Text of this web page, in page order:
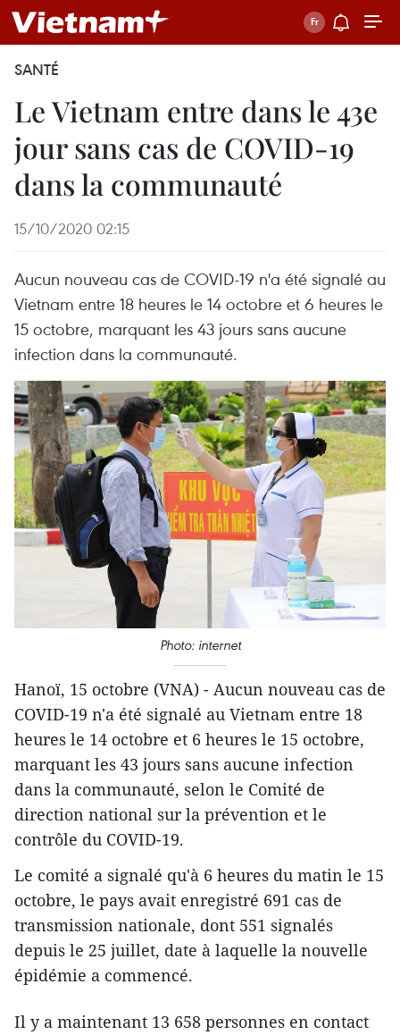
SANTÉ
Le Vietnam entre dans le 43e
jour sans cas de COVID-19
dans la communauté
15/10/2020 02:15
Aucun nouveau cas de COVID-19 n'a été signalé au
Vietnam entre 18 heures le 14 octobre et 6 heures le
15 octobre, marquant les 43 jours sans aucune
infection dans la communauté.
Photo: internet
Hanoï, 15 octobre (VNA) - Aucun nouveau cas de
COVID-19 n'a été signalé au Vietnam entre 18
heures le 14 octobre et 6 heures le 15 octobre,
marquant les 43 jours sans aucune infection
dans la communauté, selon le Comité de
direction national sur la prévention et le
contrôle du COVID-19.
Le comité a signalé qu'à 6 heures du matin le 15
octobre, le pays avait enregistré 691 cas de
transmission nationale, dont 551 signalés
depuis le 25 juillet, date à laquelle la nouvelle
épidémie a commencé.
Il y a maintenant 13 658 personnes en contact